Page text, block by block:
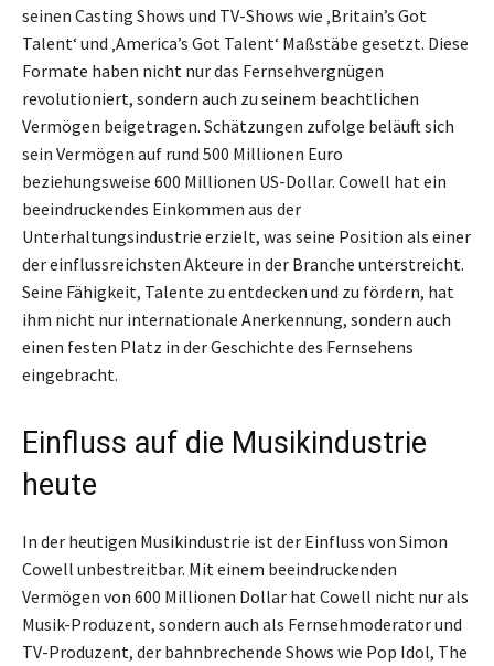
seinen Casting Shows und TV-Shows wie ‚Britain’s Got
Talent‘ und ‚America’s Got Talent‘ Maßstäbe gesetzt. Diese
Formate haben nicht nur das Fernsehvergnügen
revolutioniert, sondern auch zu seinem beachtlichen
Vermögen beigetragen. Schätzungen zufolge beläuft sich
sein Vermögen auf rund 500 Millionen Euro
beziehungsweise 600 Millionen US-Dollar. Cowell hat ein
beeindruckendes Einkommen aus der
Unterhaltungsindustrie erzielt, was seine Position als einer
der einflussreichsten Akteure in der Branche unterstreicht.
Seine Fähigkeit, Talente zu entdecken und zu fördern, hat
ihm nicht nur internationale Anerkennung, sondern auch
einen festen Platz in der Geschichte des Fernsehens
eingebracht.
Einfluss auf die Musikindustrie
heute
In der heutigen Musikindustrie ist der Einfluss von Simon
Cowell unbestreitbar. Mit einem beeindruckenden
Vermögen von 600 Millionen Dollar hat Cowell nicht nur als
Musik-Produzent, sondern auch als Fernsehmoderator und
TV-Produzent, der bahnbrechende Shows wie Pop Idol, The